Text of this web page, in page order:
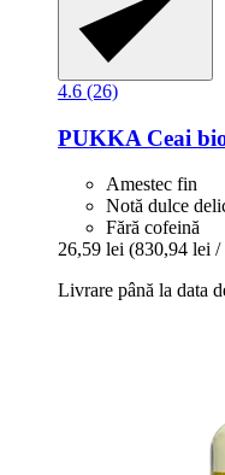
4.6 (26)
PUKKA Ceai
Amestec fin
Notă dulce
Fără cofeină
26,59 lei (830,94 lei /
Livrare până la data